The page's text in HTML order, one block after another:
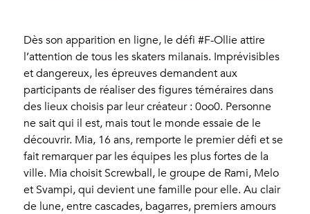
Dès son apparition en ligne, le défi #F-Ollie attire
l’attention de tous les skaters milanais. Imprévisibles
et dangereux, les épreuves demandent aux
participants de réaliser des figures téméraires dans
des lieux choisis par leur créateur : 0oo0. Personne
ne sait qui il est, mais tout le monde essaie de le
découvrir. Mia, 16 ans, remporte le premier défi et se
fait remarquer par les équipes les plus fortes de la
ville. Mia choisit Screwball, le groupe de Rami, Melo
et Svampi, qui devient une famille pour elle. Au clair
de lune, entre cascades, bagarres, premiers amours